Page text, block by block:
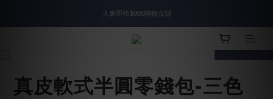
入會即領$888購物金🙌
送爸好禮🎁$1588起
入會即領$888購物金🙌
prev next
真皮軟式半圓零錢包-三色